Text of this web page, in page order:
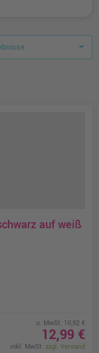
auf weiß
o. MwSt. 10,92 €
12,99 €
inkl. MwSt. zzgl. Versand